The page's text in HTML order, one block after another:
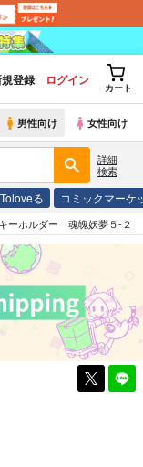
登録 ログイン
カート
男性向け 女性向け
詳細
検索
Toloveる コミックマー
ーホルダー 魂魄妖夢５-２